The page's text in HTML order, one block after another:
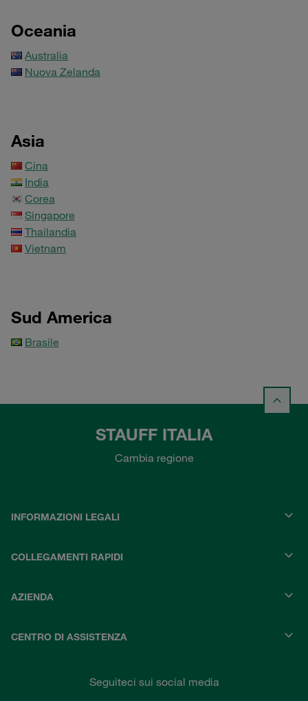
Oceania
Australia
Nuova Zelanda
Asia
Cina
India
Corea
Singapore
Thailandia
Vietnam
Sud America
Brasile
STAUFF ITALIA
Cambia regione
INFORMAZIONI LEGALI
COLLEGAMENTI RAPIDI
AZIENDA
CENTRO DI ASSISTENZA
Seguiteci sui social media